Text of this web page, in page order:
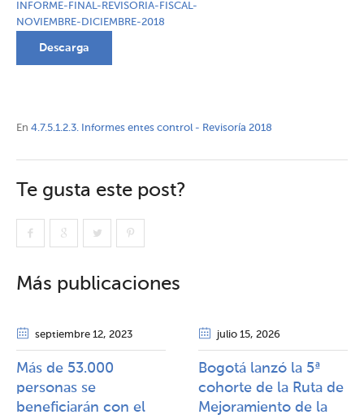
INFORME-FINAL-REVISORIA-FISCAL-
NOVIEMBRE-DICIEMBRE-2018
Descarga
En 4.7.5.1.2.3. Informes entes control - Revisoría 2018
Te gusta este post?
Más publicaciones
septiembre 12, 2023
Más de 53.000
personas se
beneficiarán con el
julio 15, 2026
Bogotá lanzó la 5ª
cohorte de la Ruta de
Mejoramiento de la